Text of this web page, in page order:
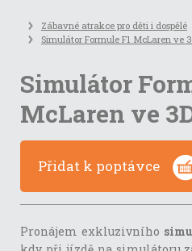
Zábavné atrakce pro děti i dospělé
Simulátor Formule F1 McLaren ve
Simulátor
McLaren ve
Přidat k poptávce
Pronájem exkluzivního